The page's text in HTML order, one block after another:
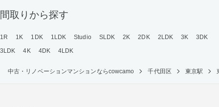
間取りから探す
1R 1K 1DK 1LDK Studio SLDK 2K 2DK 2LDK 3K
3DK
3LDK
4K 4DK 4LDK
中古・リノベーションマンションならcowcamo 千代田区 東京駅